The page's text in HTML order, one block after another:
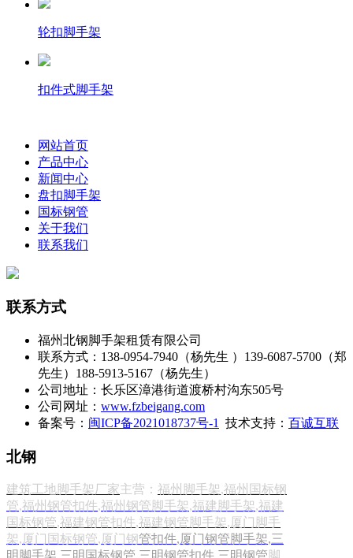
轮扣脚手架
扣件式脚手架
网站首页
产品中心
新闻中心
盘扣脚手架
国标钢管
关于我们
联系我们
联系方式
福州北钢脚手架租赁有限公司
联系方式：138-0954-7940（杨先生 ）139-6087-5700（郑
先生）188-5913-5167（杨先生）
公司地址：长乐区漳港街道渡桥村沟东505号
公司网址： www.fzbeigang.com
备案号： 闽ICP备2021018737号-1 技术支持： 百诚互联
北钢
建筑工地脚手架厂家主营： 福州脚手架,福州国标钢
管,福州钢管扣件,福州钢管脚手架,福建脚手架,福建
国标钢管,福建钢管扣件,福建钢管脚手架,厦门脚手
架,厦门国标钢管,厦门钢 管扣件,厦门钢管脚手架,三